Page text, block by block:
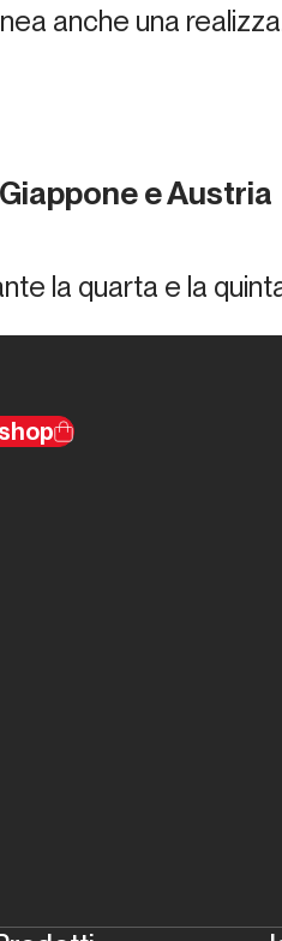
anche una
e Austria
la quarta e la